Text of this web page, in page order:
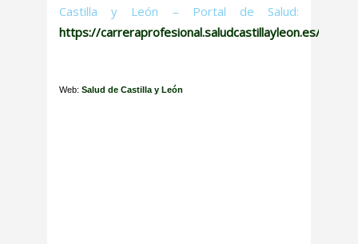
Castilla y León – Portal de Salud:
https://carreraprofesional.saludcastillayleon.es/ocap/
Web: Salud de Castilla y León